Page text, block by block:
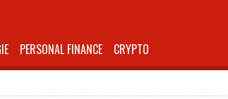
PERSONAL FINANCE CRYPTO